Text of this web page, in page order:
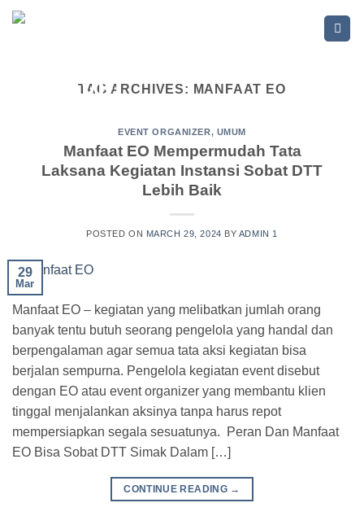
Skip
TAG ARCHIVES: MANFAAT EO
EVENT ORGANIZER, UMUM
Manfaat EO Mempermudah Tata
Laksana Kegiatan Instansi Sobat DTT
Lebih Baik
POSTED ON MARCH 29, 2024 BY ADMIN 1
29
Mar
Manfaat EO – kegiatan yang melibatkan jumlah orang
banyak tentu butuh seorang pengelola yang handal dan
berpengalaman agar semua tata aksi kegiatan bisa
berjalan sempurna. Pengelola kegiatan event disebut
dengan EO atau event organizer yang membantu klien
tinggal menjalankan aksinya tanpa harus repot
mempersiapkan segala sesuatunya. Peran Dan Manfaat
EO Bisa Sobat DTT Simak Dalam […]
CONTINUE READING →